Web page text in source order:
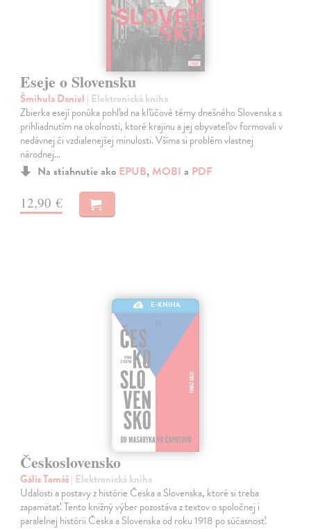
Eseje o Slovensku
Šmihula Daniel | Elektronická kniha
Zbierka esejí ponúka pohľad na kľúčové témy dnešného Slovenska s
prihliadnutím na okolnosti, ktoré krajinu a jej obyvateľov formovali v
nedávnej či vzdialenejšej minulosti. Všíma si problém vlastnej
národnej…
Na stiahnutie ako EPUB, MOBI a PDF
12,90 €
E-KNIHA
Československo
Gális Tomáš| Elektronická kniha
Udalosti a postavy z histórie Česka a Slovenska, ktoré si treba
zapamätať. Tento knižný výber pozostáva z textov o spoločnej i
paralelnej histórii Česka a Slovenska od roku 1918 po súčasnosť.